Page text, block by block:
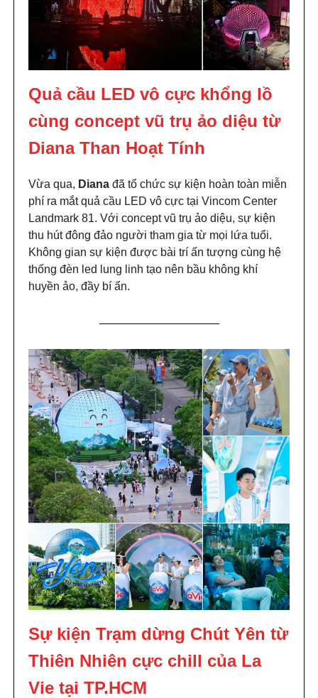
Quả cầu LED vô cực khổng lồ
cùng concept vũ trụ ảo diệu từ
Diana Than Hoạt Tính
Vừa qua, Diana đã tổ chức sự kiện hoàn toàn miễn
phí ra mắt quả cầu LED vô cực tại Vincom Center
Landmark 81. Với concept vũ trụ ảo diệu, sự kiện
thu hút đông đảo người tham gia từ mọi lứa tuổi.
Không gian sự kiện được bài trí ấn tượng cùng hệ
thống đèn led lung linh tạo nên bầu không khí
huyền ảo, đầy bí ẩn.
Sự kiện Trạm dừng Chút Yên từ
Thiên Nhiên cực chill của La
Vie tại TP.HCM